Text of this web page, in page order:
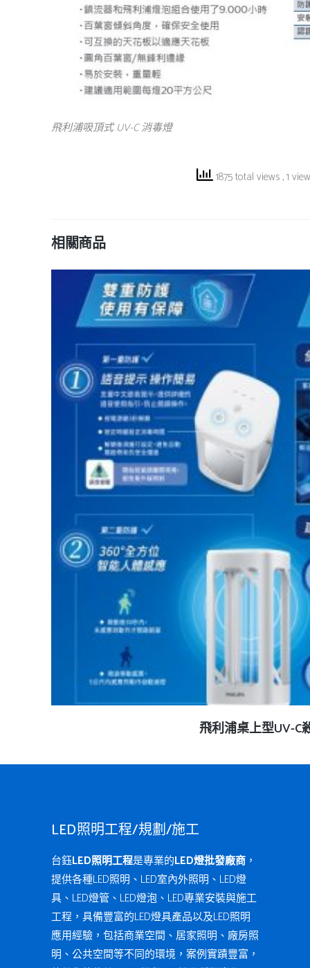
飛利浦吸頂式 UV-C 消毒燈
1875 total views, 1
相關商品
查看內容
飛利浦桌上型UV-C
LED照明工程/規劃/施工
台鈺LED照明工程是專業的LED燈批發廠商 ，
提供各種LED照明、LED室內外照明、LED燈
具、LED燈管、LED燈泡、LED專業安裝與施工
工程，具備豐富的LED燈具產品以及LED照明
應用經驗，包括商業空間、居家照明、廠房照
明、公共空間等不同的環境，案例實蹟豐富，